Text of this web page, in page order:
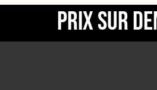
Prix sur